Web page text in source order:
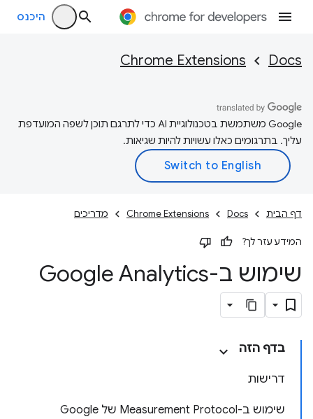
היכנס
Docs
Chrome Extensions
‫Google משתמשת בטכנולוגיית AI כדי לתרגם תוכן לשפה המועדפת
עליך. בתרגומים כאלו עשויות להיות שגיאות.
דף הבית Docs
Chrome Extensions מדריכים
המידע עזר לך?
שימוש ב-Google Analytics
בדף הזה
דרישות
שימוש ב-Measurement Protocol של Google